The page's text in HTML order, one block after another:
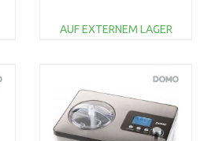
AUF EXTERNEM LAGER
Vergleichen